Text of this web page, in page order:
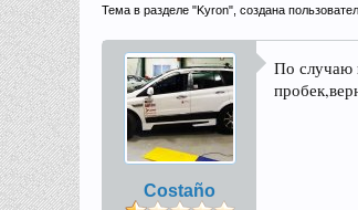
Прошедшие встречи клуба:1.2
Ближайшие мероприятия: 16
Тема в разделе "Kyron", создана
Costaño
По случаю